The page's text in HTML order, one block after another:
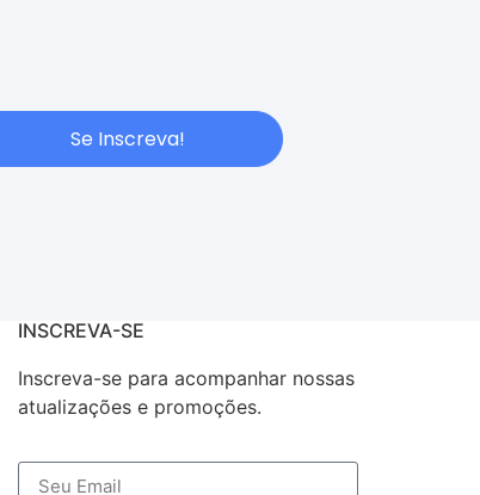
Se Inscreva!
INSCREVA-SE
Inscreva-se para acompanhar nossas
atualizações e promoções.